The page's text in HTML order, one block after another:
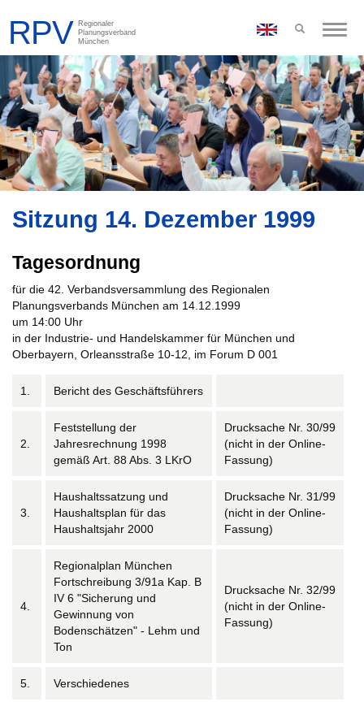
Toggle
Sitzung 14. Dezember 1999
Tagesordnung
für die 42. Verbandsversammlung des Regionalen
Planungsverbands München am 14.12.1999
um 14:00 Uhr
in der Industrie- und Handelskammer für München und
Oberbayern, Orleansstraße 10-12, im Forum D 001
1. Bericht des Geschäftsführers
2.
Feststellung der
Jahresrechnung 1998
gemäß Art. 88 Abs. 3 LKrO
Drucksache Nr. 30/99
(nicht in der Online-
Fassung)
3.
Haushaltssatzung und
Haushaltsplan für das
Haushaltsjahr 2000
Drucksache Nr. 31/99
(nicht in der Online-
Fassung)
4.
Regionalplan München
Fortschreibung 3/91a Kap. B
IV 6 "Sicherung und
Gewinnung von
Bodenschätzen" - Lehm und
Ton
Drucksache Nr. 32/99
(nicht in der Online-
Fassung)
5. Verschiedenes